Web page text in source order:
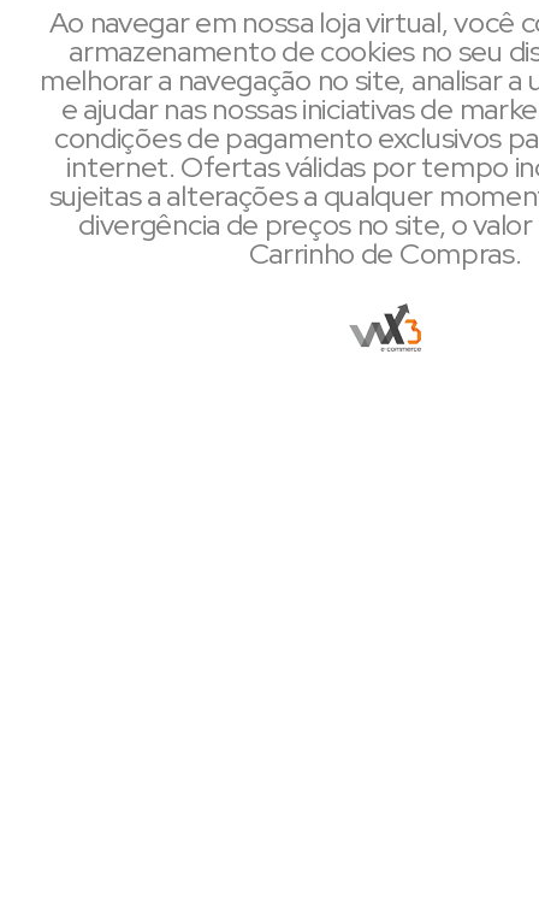
Ao navegar em nossa loja virtual, você
armazenamento de cookies no seu
melhorar a navegação no site, analisar a
e ajudar nas nossas iniciativas de
condições de pagamento exclusivos
internet. Ofertas válidas por tempo
sujeitas a alterações a qualquer
divergência de preços no site, o
Carrinho de Compras.